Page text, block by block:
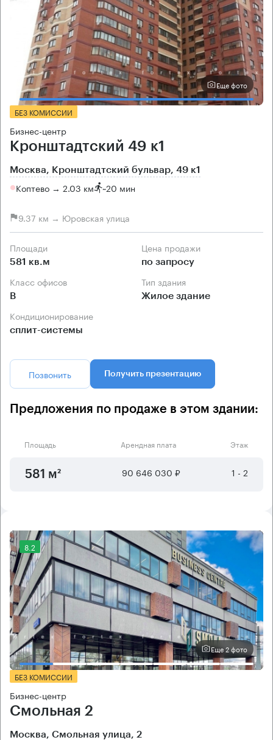
Еще фото
БЕЗ КОМИССИИ
Бизнес-центр
Кронштадтский 49 к1
Москва, Кронштадтский бульвар, 49 к1
Коптево → 2.03 км ~20 мин
9.37 км → Юровская улица
Площади
581 кв.м
Цена продажи
по запросу
Класс офисов
B
Тип здания
Жилое здание
Кондиционирование
сплит-системы
Позвонить Получить презентацию
Предложения по продаже в этом здании:
Площадь Арендная плата Этаж
581 м² 90 646 030 ₽ 1 - 2
8.2
Еще 2 фото
БЕЗ КОМИССИИ
Бизнес-центр
Смольная 2
Москва, Смольная улица, 2